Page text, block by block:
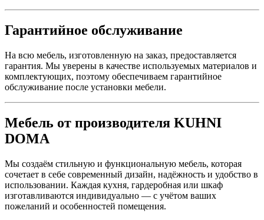
Гарантийное обслуживание
На всю мебель, изготовленную на заказ, предоставляется
гарантия. Мы уверены в качестве используемых материалов и
комплектующих, поэтому обеспечиваем гарантийное
обслуживание после установки мебели.
Мебель от производителя KUHNI
DOMA
Мы создаём стильную и функциональную мебель, которая
сочетает в себе современный дизайн, надёжность и удобство в
использовании. Каждая кухня, гардеробная или шкаф
изготавливаются индивидуально — с учётом ваших
пожеланий и особенностей помещения.